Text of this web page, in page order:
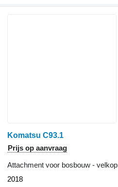
Komatsu C93.1
Prijs op aanvraag
Attachment voor bosbouw - velkop
2018